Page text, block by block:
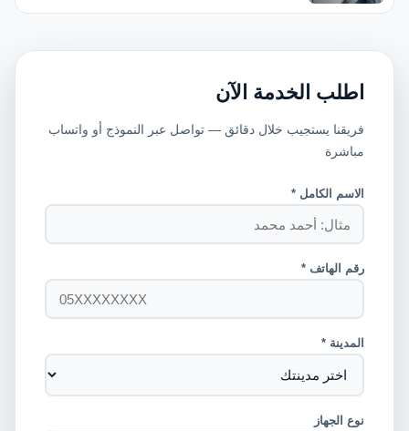
اطلب الخدمة الآن
فريقنا يستجيب خلال دقائق — تواصل عبر النموذج أو واتساب
مباشرة
الاسم الكامل *
رقم الهاتف *
المدينة *
نوع الجهاز